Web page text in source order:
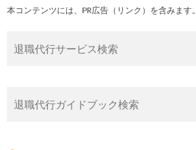
本コンテンツには、PR広告（リンク）を含みます。